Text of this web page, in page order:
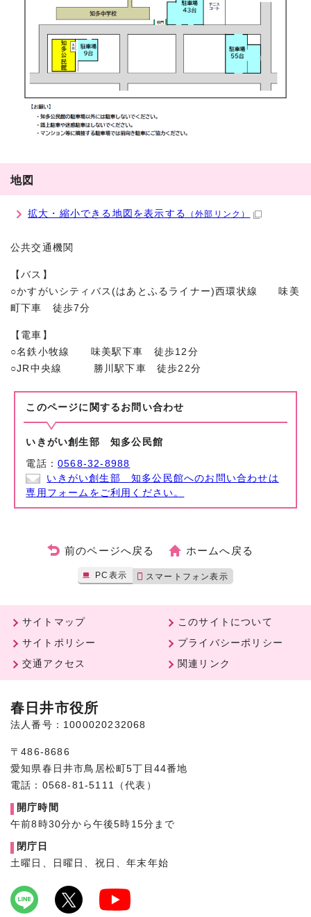
地図
拡大・縮小できる地図を表示する （外部リンク）
公共交通機関
【バス】
○かすがいシティバス(はあとふるライナー)西環状線 味美
町下車 徒歩7分
【電車】
○名鉄小牧線 味美駅下車 徒歩12分
○JR中央線 勝川駅下車 徒歩22分
このページに関する お問い合わせ
いきがい創生部 知多公民館
電話：0568-32-8988
いきがい創生部 知多公民館へのお問い合わせは
専用フォームをご利用ください。
前のページへ戻る ホームへ戻る
PC表示 スマートフォン表示
サイトマップ
このサイトについて
サイトポリシー
プライバシーポリシー
交通アクセス
関連リンク
春日井市役所
法人番号：1000020232068
〒486-8686
愛知県春日井市鳥居松町5丁目44番地
電話：0568-81-5111（代表）
開庁時間
午前8時30分から午後5時15分まで
閉庁日
土曜日、日曜日、祝日、年末年始